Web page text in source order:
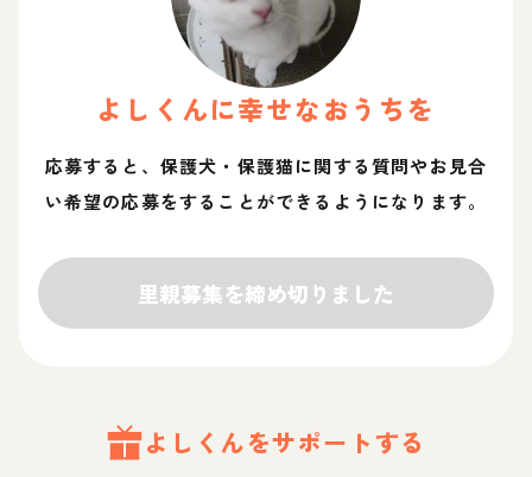
よし くんに幸せなおうちを
応募すると、保護犬・保護猫に関する質問やお見合
い希望の応募をすることができるようになります。
里親募集を締め切りました
よし くんをサポートする